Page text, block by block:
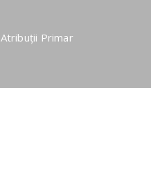
Atribuții Primar